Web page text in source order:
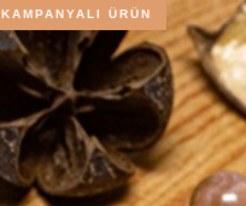
KAMPANYALI ÜRÜN